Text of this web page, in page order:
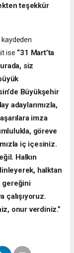
teşekkür
kaydeden
ise “31 Mart’ta
siz
Büyükşehir
adaylarımızla,
imza
göreve
iç içesiniz.
Halkın
halktan
gereğini
çalışıyoruz.
onur verdiniz.”